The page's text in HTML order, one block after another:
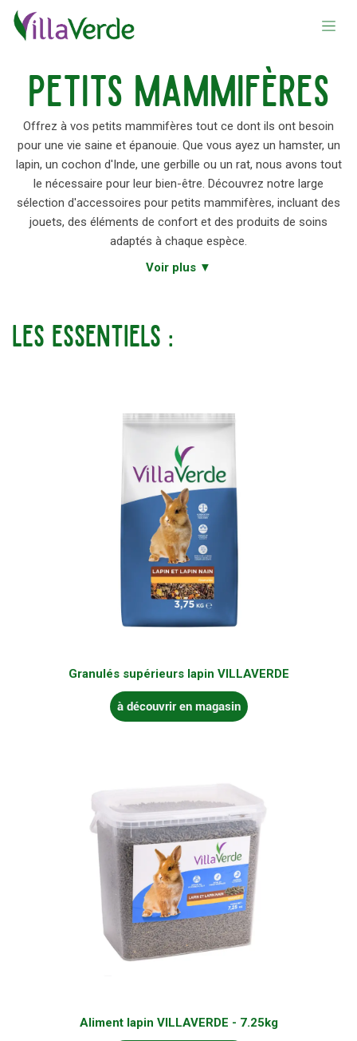
Se rendre au contenu
Petits mammifères
Offrez à vos petits mammifères tout ce dont ils ont besoin
pour une vie saine et épanouie. Que vous ayez un hamster, un
lapin, un cochon d'Inde, une gerbille ou un rat, nous avons tout
le nécessaire pour leur bien-être. Découvrez notre large
sélection d'accessoires pour petits mammifères, incluant des
jouets, des éléments de confort et des produits de soins
adaptés à chaque espèce.
Voir plus ▼
les essentiels :
Granulés supérieurs lapin VILLAVERDE
à découvrir en magasin
Aliment lapin VILLAVERDE - 7.25kg